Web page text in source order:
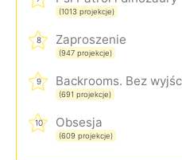
(1013 projekcje)
8 Zaproszenie
(947 projekcje)
9
(691 projekcje)
10 Obsesja
(609 projekcje)